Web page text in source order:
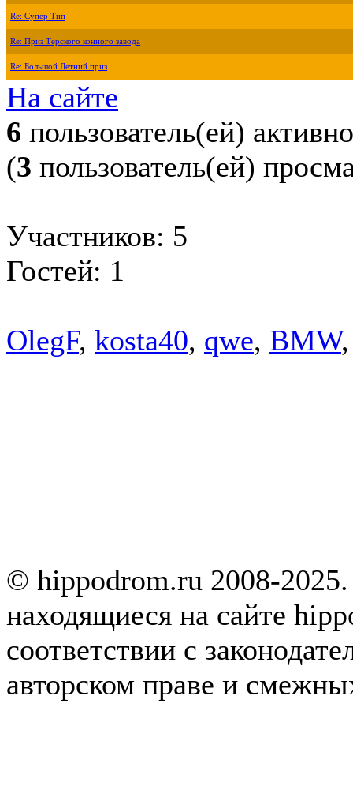
Re: Супер Тип
Re: Приз Терского конного завода
Re: Большой Летний приз
На сайте
6 пользователь(ей) активно
(3 пользователь(ей)
Участников: 5
Гостей: 1
OlegF, kosta40, qwe, BMW
© hippodrom.ru 2008-
находящиеся на сайте
соответствии с
авторском праве и